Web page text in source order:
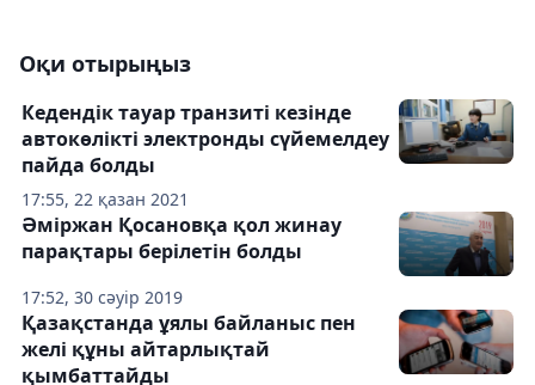
Оқи отырыңыз
17:55, 22 қазан 2021
Кедендік тауар транзиті кезінде
автокөлікті электронды сүйемелдеу
пайда болды
17:52, 30 сәуір 2019
Әміржан Қосановқа қол жинау
парақтары берілетін болды
Қазақстанда ұялы байланыс пен
желі құны айтарлықтай
қымбаттайды